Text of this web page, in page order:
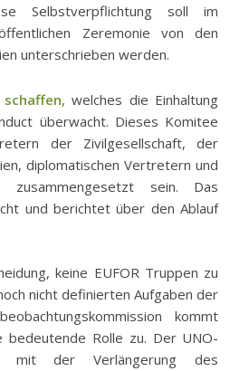
Selbstverpflichtung soll im
Zeremonie von den
unterschrieben werden.
welches die Einhaltung
überwacht. Dieses Komitee
der Zivilgesellschaft, der
diplomatischen Vertretern und
zusammengesetzt sein. Das
und berichtet über den Ablauf
keine EUFOR Truppen zu
nicht definierten Aufgaben der
kommt
bedeutende Rolle zu. Der UNO-
mit der Verlängerung des